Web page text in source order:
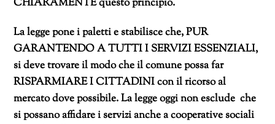
La legge pone i paletti e stabilisce che, PUR
GARANTENDO A TUTTI I SERVIZI ESSENZIALI,
si deve trovare il modo che il comune possa far
RISPARMIARE I CITTADINI con il ricorso al
mercato dove possibile. La legge oggi non esclude che
si possano affidare i servizi anche a cooperative sociali